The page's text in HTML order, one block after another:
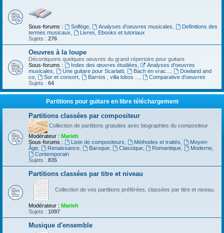
Sous-forums : Solfège, Analyses d'oeuvres musicales
Definitions des
termes musicaux
Livres, Ebooks et tutoriaux
Sujets : 276
Oeuvres à la loupe
Décortiquons quelques oeuvres du grand répertoire pour guitare
Sous-forums :
Index des œuvres étudiées
Analyses d'oeuvres
musicales
Une guitare pour Scarlatti, Bach en vrac...
Dowland and
co
Sor et consort, Barrios , villa lobos ...
Comparative d'oeuvres
Sujets : 64
Partitions pour guitare en libre téléchargement
Partitions classées par compositeur
Collection de partitions gratuites avec biographies du compositeur
Modérateur : Marieh
Sous-forums :
Liste de compositeurs Méthodes et traités
Moyen-
Âge
Renaissance, Baroque, Classique, Romantique Moderne
Contemporain
Sujets : 835
Partitions classées par titre et niveau
Collection de vos partitions préférées, classées par titre et niveau.
Modérateur : Marieh
Sujets : 1097
Musique d'ensemble